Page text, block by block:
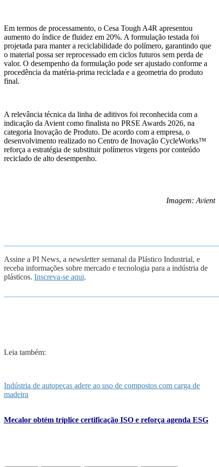
Em termos de processamento, o Cesa Tough A4R apresentou
aumento do índice de fluidez em 20%. A formulação testada foi
projetada para manter a reciclabilidade do polímero, garantindo que
o material possa ser reprocessado em ciclos futuros sem perda de
valor. O desempenho da formulação pode ser ajustado conforme a
procedência da matéria-prima reciclada e a geometria do produto
final.
A relevância técnica da linha de aditivos foi reconhecida com a
indicação da Avient como finalista no PRSE Awards 2026, na
categoria Inovação de Produto. De acordo com a empresa, o
desenvolvimento realizado no Centro de Inovação CycleWorks™
reforça a estratégia de substituir polímeros virgens por conteúdo
reciclado de alto desempenho.
Imagem: Avient
Assine a PI News, a newslettersemanal da Plástico Industrial, e
receba informações sobre mercado e tecnologia para a indústria de
plásticos. Inscreva-se aqui.
Leia também:
Indústria de autopeças adere ao uso de compostos com carga de
madeira
Mecalor obtém tríplice certificação ISO e reforça agenda ESG